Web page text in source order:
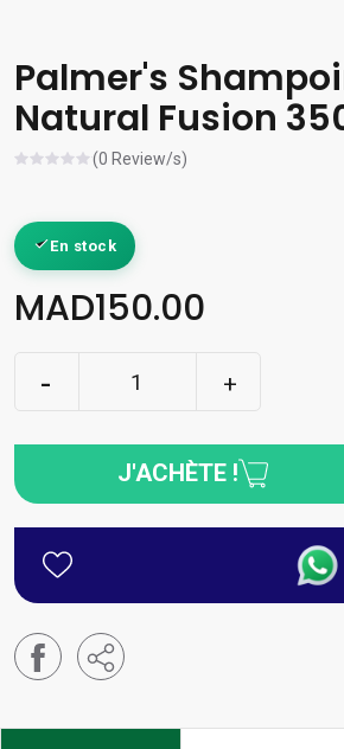
Palmer's
Natural Fusion
(0 Review/s)
En stock
MAD150.00
J'ACHÈTE !